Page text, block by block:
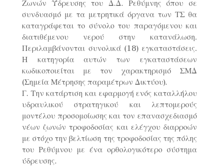
Ζωνών Ύδρευσης του Δ.Δ. Ρεθύμνης όπου σε
συνδυασμό με τα μετρητικά όργανα των ΤΣ θα
καταγράφεται το σύνολο του παραγόμενου και
διατιθέμενου νερού στην κατανάλωση.
Περιλαμβάνονται συνολικά (18) εγκαταστάσεις.
Η κατηγορία αυτών των εγκαταστάσεων
κωδικοποιείται με τον χαρακτηρισμό ΣΜΔ
(Σημεία Μέτρησης παραμέτρων Δικτύου).
Γ. Την κατάρτιση και εφαρμογή ενός καταλλήλου
υδραυλικού στρατηγικού και λεπτομερούς
μοντέλου προσομοίωσης και τον επανασχεδιασμό
νέων ζωνών τροφοδοσίας και ελέγχου διαρροών
με στόχο την βελτίωση της τροφοδοσίας της πόλης
του Ρεθύμνου με ένα ορθολογικότερο σύστημα
ύδρευσης.